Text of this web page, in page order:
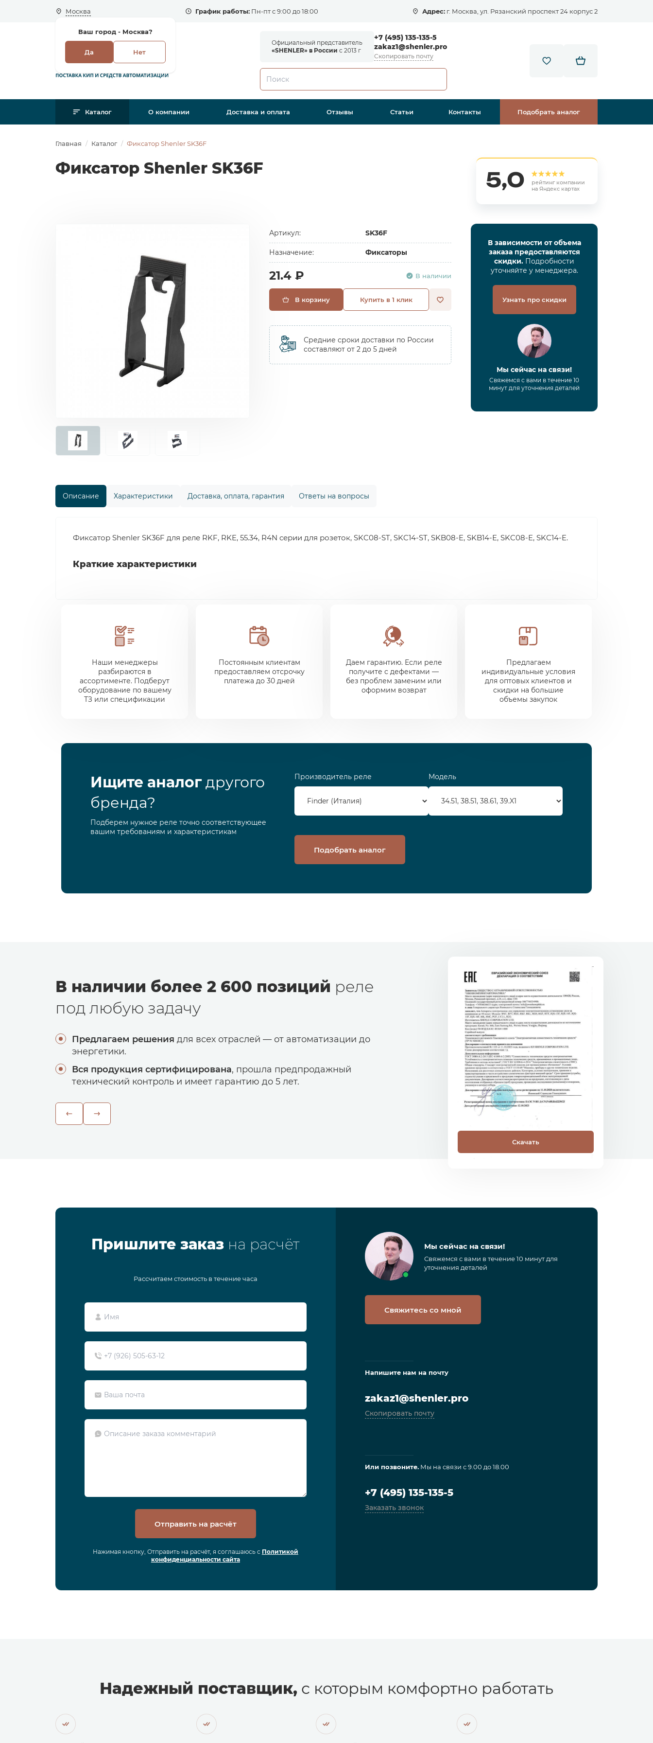
Москва
Ваш город - Москва?
Да Нет
График работы:Пн-пт с 9:00 до 18:00 Адрес: г. Москва, ул. Рязанский проспект 24 корпус 2
Официальный представитель
«SHENLER» в России с 2013 г
+7 (495) 135-135-5
zakaz1@shenler.pro
Скопировать почту
Каталог О компании Доставка и оплата Отзывы Статьи Контакты Подобрать аналог
Главная Каталог Фиксатор Shenler SK36F
Фиксатор Shenler SK36F
5,0
рейтинг компании
на Яндекс картах
Артикул: SK36F
Назначение: Фиксаторы
21.4 ₽ В наличии
В корзину Купить в 1 клик
Средние сроки доставки по России
составляют от 2 до 5 дней
В зависимости от объема
заказа предоставляются
скидки. Подробности
уточняйте у менеджера.
Узнать про скидки
Мы сейчас на связи!
Свяжемся с вами в течение 10
минут для уточнения деталей
Описание Характеристики Доставка, оплата, гарантия Ответы на вопросы
Фиксатор Shenler SK36F для реле RKF, RKE, 55.34, R4N серии для розеток, SKC08-ST, SKC14-ST, SKB08-E, SKB14-E, SKC08-E, SKC14-E.
Краткие характеристики
Наши менеджеры
разбираются в
ассортименте. Подберут
оборудование по вашему
ТЗ или спецификации
Постоянным клиентам
предоставляем отсрочку
платежа до 30 дней
Даем гарантию. Если реле
получите с дефектами —
без проблем заменим или
оформим возврат
Предлагаем
индивидуальные условия
для оптовых клиентов и
скидки на большие
объемы закупок
Ищите аналогдругого
бренда?
Подберем нужное реле точно соответствующее
вашим требованиям и характеристикам
Производитель реле Модель
Подобрать аналог
В наличии более 2 600 позиций реле
под любую задачу
Предлагаем решения для всех отраслей — от автоматизации до
энергетики.
Вся продукция сертифицирована, прошла предпродажный
технический контроль и имеет гарантию до 5 лет.
Скачать
Пришлите заказ на расчёт
Рассчитаем стоимость в течение часа
Отправить на расчёт
Нажимая кнопку, Отправить на расчёт, я соглашаюсь с Политикой
конфиденциальности сайта
Мы сейчас на связи!
Свяжемся с вами в течение 10 минут для
уточнения деталей
Свяжитесь со мной
Напишите нам на почту
zakaz1@shenler.pro
Скопировать почту
Или позвоните.Мы на связи с 9.00 до 18.00
+7 (495) 135-135-5
Заказать звонок
Надежный поставщик, с которым комфортно работать